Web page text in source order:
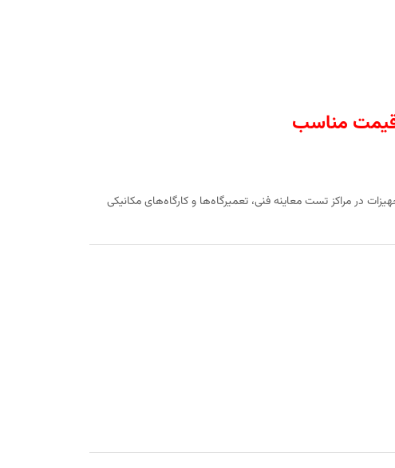
قیمت مناسب
در مراکز تست معاینه فنی، تعمیرگاه‌ها و کارگاه‌های مکانیکی